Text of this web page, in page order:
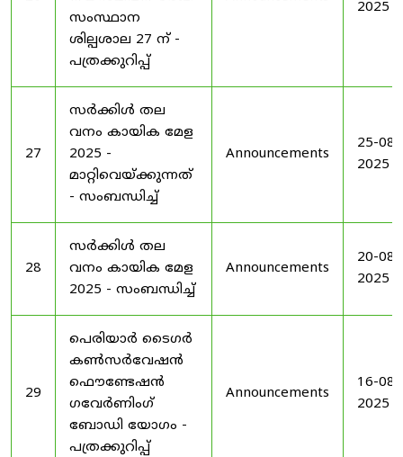
സംസ്ഥാന
ശില്പശാല 27 ന് -
പത്രക്കുറിപ്പ്
2025
27
സർക്കിൾ തല
വനം കായിക മേള
2025 -
മാറ്റിവെയ്ക്കുന്നത്
- സംബന്ധിച്ച്
Announcements
25-08-
2025
28
സർക്കിൾ തല
വനം കായിക മേള
2025 - സംബന്ധിച്ച്
Announcements
20-08-
2025
29
പെരിയാർ ടൈഗർ
കൺസർവേഷൻ
ഫൌണ്ടേഷൻ
ഗവേർണിംഗ്
ബോഡി യോഗം -
പത്രക്കുറിപ്പ്
Announcements
16-08-
2025